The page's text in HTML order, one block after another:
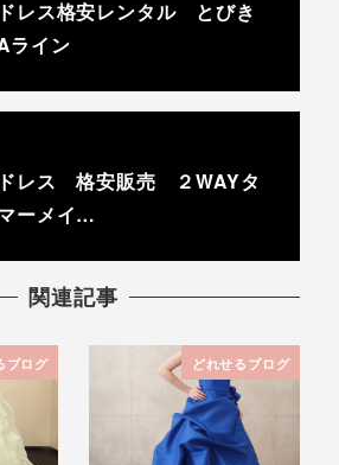
レス格安レンタル とびき
ライン
レス 格安販売 ２WAYタ
ーメイ…
関連記事
ブログ どれせるブログ